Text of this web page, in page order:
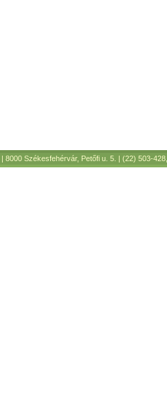
| 8000 Székesfehérvár, Petőfi u. 5. | (22) 503-